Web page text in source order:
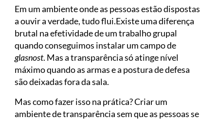
Em um ambiente onde as pessoas estão dispostas
a ouvir a verdade, tudo flui.Existe uma diferença
brutal na efetividade de um trabalho grupal
quando conseguimos instalar um campo de
glasnost. Mas a transparência só atinge nível
máximo quando as armas e a postura de defesa
são deixadas fora da sala.
Mas como fazer isso na prática? Criar um
ambiente de transparência sem que as pessoas se